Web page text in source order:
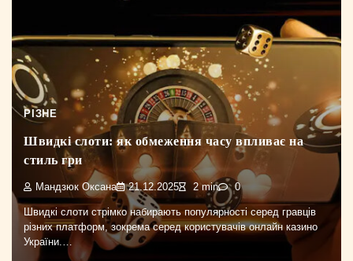
РІЗНЕ
Швидкі слоти: як обмеження часу впливає на
стиль гри
Мандзюк Оксана 21.12.2025 2 min 0
Швидкі слоти стрімко набирають популярності серед гравців
різних платформ, зокрема серед користувачів онлайн казино
України.…